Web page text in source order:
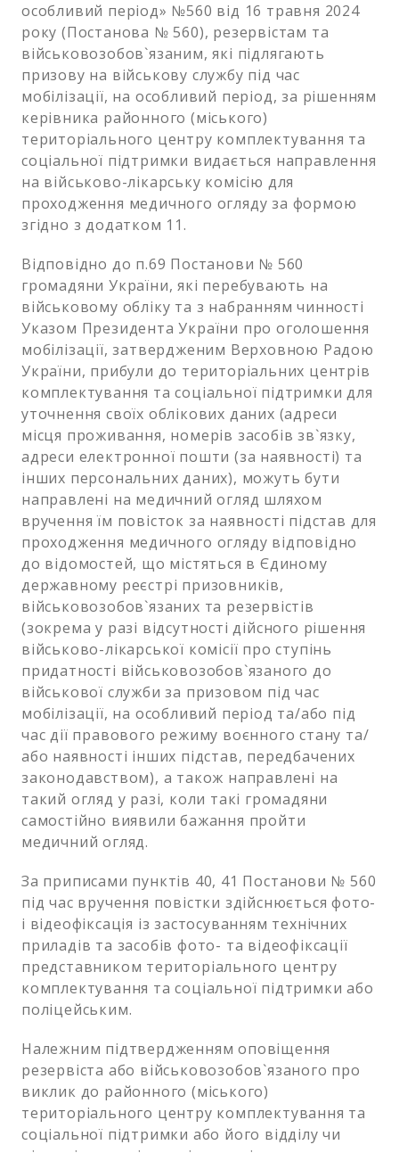
особливий період» №560 від 16 травня 2024
року (Постанова № 560), резервістам та
військовозобов`язаним, які підлягають
призову на військову службу під час
мобілізації, на особливий період, за рішенням
керівника районного (міського)
територіального центру комплектування та
соціальної підтримки видається направлення
на військово-лікарську комісію для
проходження медичного огляду за формою
згідно з додатком 11.
Відповідно до п.69 Постанови № 560
громадяни України, які перебувають на
військовому обліку та з набранням чинності
Указом Президента України про оголошення
мобілізації, затвердженим Верховною Радою
України, прибули до територіальних центрів
комплектування та соціальної підтримки для
уточнення своїх облікових даних (адреси
місця проживання, номерів засобів зв`язку,
адреси електронної пошти (за наявності) та
інших персональних даних), можуть бути
направлені на медичний огляд шляхом
вручення їм повісток за наявності підстав для
проходження медичного огляду відповідно
до відомостей, що містяться в Єдиному
державному реєстрі призовників,
військовозобов`язаних та резервістів
(зокрема у разі відсутності дійсного рішення
військово-лікарської комісії про ступінь
придатності військовозобов`язаного до
військової служби за призовом під час
мобілізації, на особливий період та/або під
час дії правового режиму воєнного стану та/
або наявності інших підстав, передбачених
законодавством), а також направлені на
такий огляд у разі, коли такі громадяни
самостійно виявили бажання пройти
медичний огляд.
За приписами пунктів 40, 41 Постанови № 560
під час вручення повістки здійснюється фото-
і відеофіксація із застосуванням технічних
приладів та засобів фото- та відеофіксації
представником територіального центру
комплектування та соціальної підтримки або
поліцейським.
Належним підтвердженням оповіщення
резервіста або військовозобов`язаного про
виклик до районного (міського)
територіального центру комплектування та
соціальної підтримки або його відділу чи